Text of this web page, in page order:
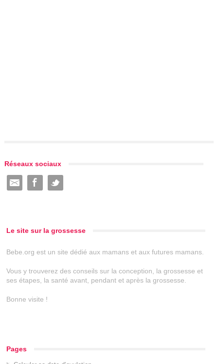
Réseaux sociaux
Le site sur la grossesse
Bebe.org est un site dédié aux mamans et aux futures mamans.
Vous y trouverez des conseils sur la conception, la grossesse et
ses étapes, la santé avant, pendant et après la grossesse.
Bonne visite !
Pages